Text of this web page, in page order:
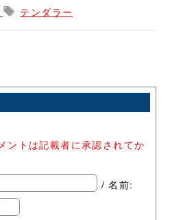
テンダラー
ントは記載者に承認されてか
/ 名前: